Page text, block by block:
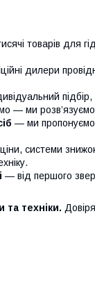
товарів для
дилери
підбір,
— ми розв’язуємо
— ми пропонуємо
системи
— від першого
та техніки.